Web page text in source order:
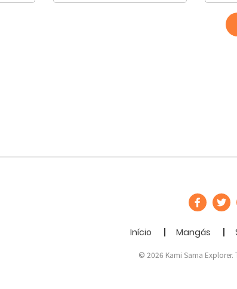
Início Mangás
© 2026 Kami Sama Explorer.